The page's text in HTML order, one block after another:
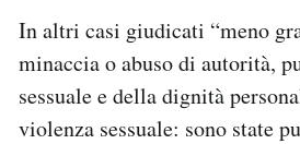
In altri casi giudicati “meno
minaccia o abuso di autorità,
sessuale e della dignità
violenza sessuale: sono state